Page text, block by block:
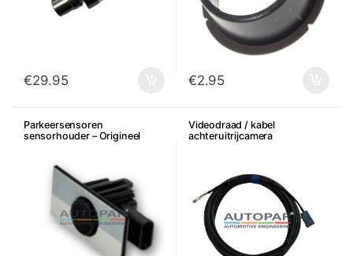
€29.95 €2.95
Parkeersensoren
sensorhouder – Origineel
Videodraad / kabel
achteruitrijcamera